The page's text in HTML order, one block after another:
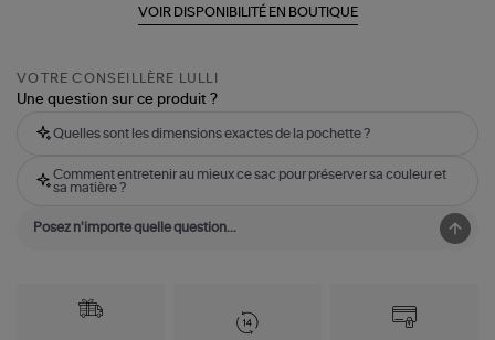
VOIR DISPONIBILITÉ EN BOUTIQUE
VOTRE CONSEILLÈRE LULLI
Une question sur ce produit ?
Quelles sont les dimensions exactes de la pochette ?
Comment entretenir au mieux ce sac pour préserver sa couleur et
sa matière ?